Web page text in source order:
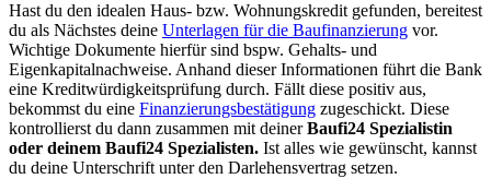
Hast du den idealen Haus- bzw. Wohnungskredit gefunden, bereitest
du als Nächstes deine Unterlagen für die Baufinanzierung vor.
Wichtige Dokumente hierfür sind bspw. Gehalts- und
Eigenkapitalnachweise. Anhand dieser Informationen führt die Bank
eine Kreditwürdigkeitsprüfung durch. Fällt diese positiv aus,
bekommst du eine Finanzierungsbestätigung zugeschickt. Diese
kontrollierst du dann zusammen mit deinerBaufi24 Spezialistin
oder deinem Baufi24 Spezialisten. Ist alles wie gewünscht, kannst
du deine Unterschrift unter den Darlehensvertrag setzen.